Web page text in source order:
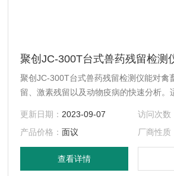
聚创JC-300T台式兽药残留检测
聚创JC-300T台式兽药残留检测仪能对禽
留、激素残留以及动物疫病的快速分析。
产品批发市场、食品生产企业、各级农产
商、政府机关、食堂、进出口检验检疫局
门领域。
更新日期： 2023-09-07 访问次数
产品价格：面议 厂商性质
查看详情